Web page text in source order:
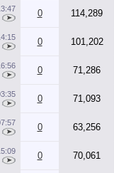
0 114,289
0 101,202
0 71,286
0 71,093
0 63,256
0 70,061